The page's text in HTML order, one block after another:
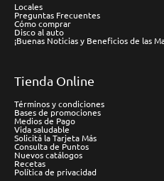
Locales
Preguntas Frecuentes
Cómo comprar
Disco al auto
¡Buenas Noticias y Beneficios de las
Tienda Online
Términos y condiciones
Bases de promociones
Medios de Pago
Vida saludable
Solicitá la Tarjeta Más
Consulta de Puntos
Nuevos catálogos
Recetas
Política de privacidad